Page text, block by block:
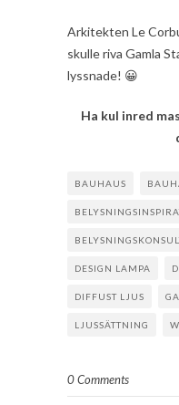
Arkitekten Le
skulle riva Gamla
lyssnade! 😀
Ha kul inred
BAUHAUS
DESIGN LAMPA
DIFFUST LJUS
LJUSSÄTTNING
0 Comments